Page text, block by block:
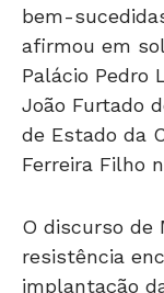
bem-
afirmou em
Palácio Pedro
João Furtado
de Estado da
Ferreira Filho
O discurso de
resistência
implantação